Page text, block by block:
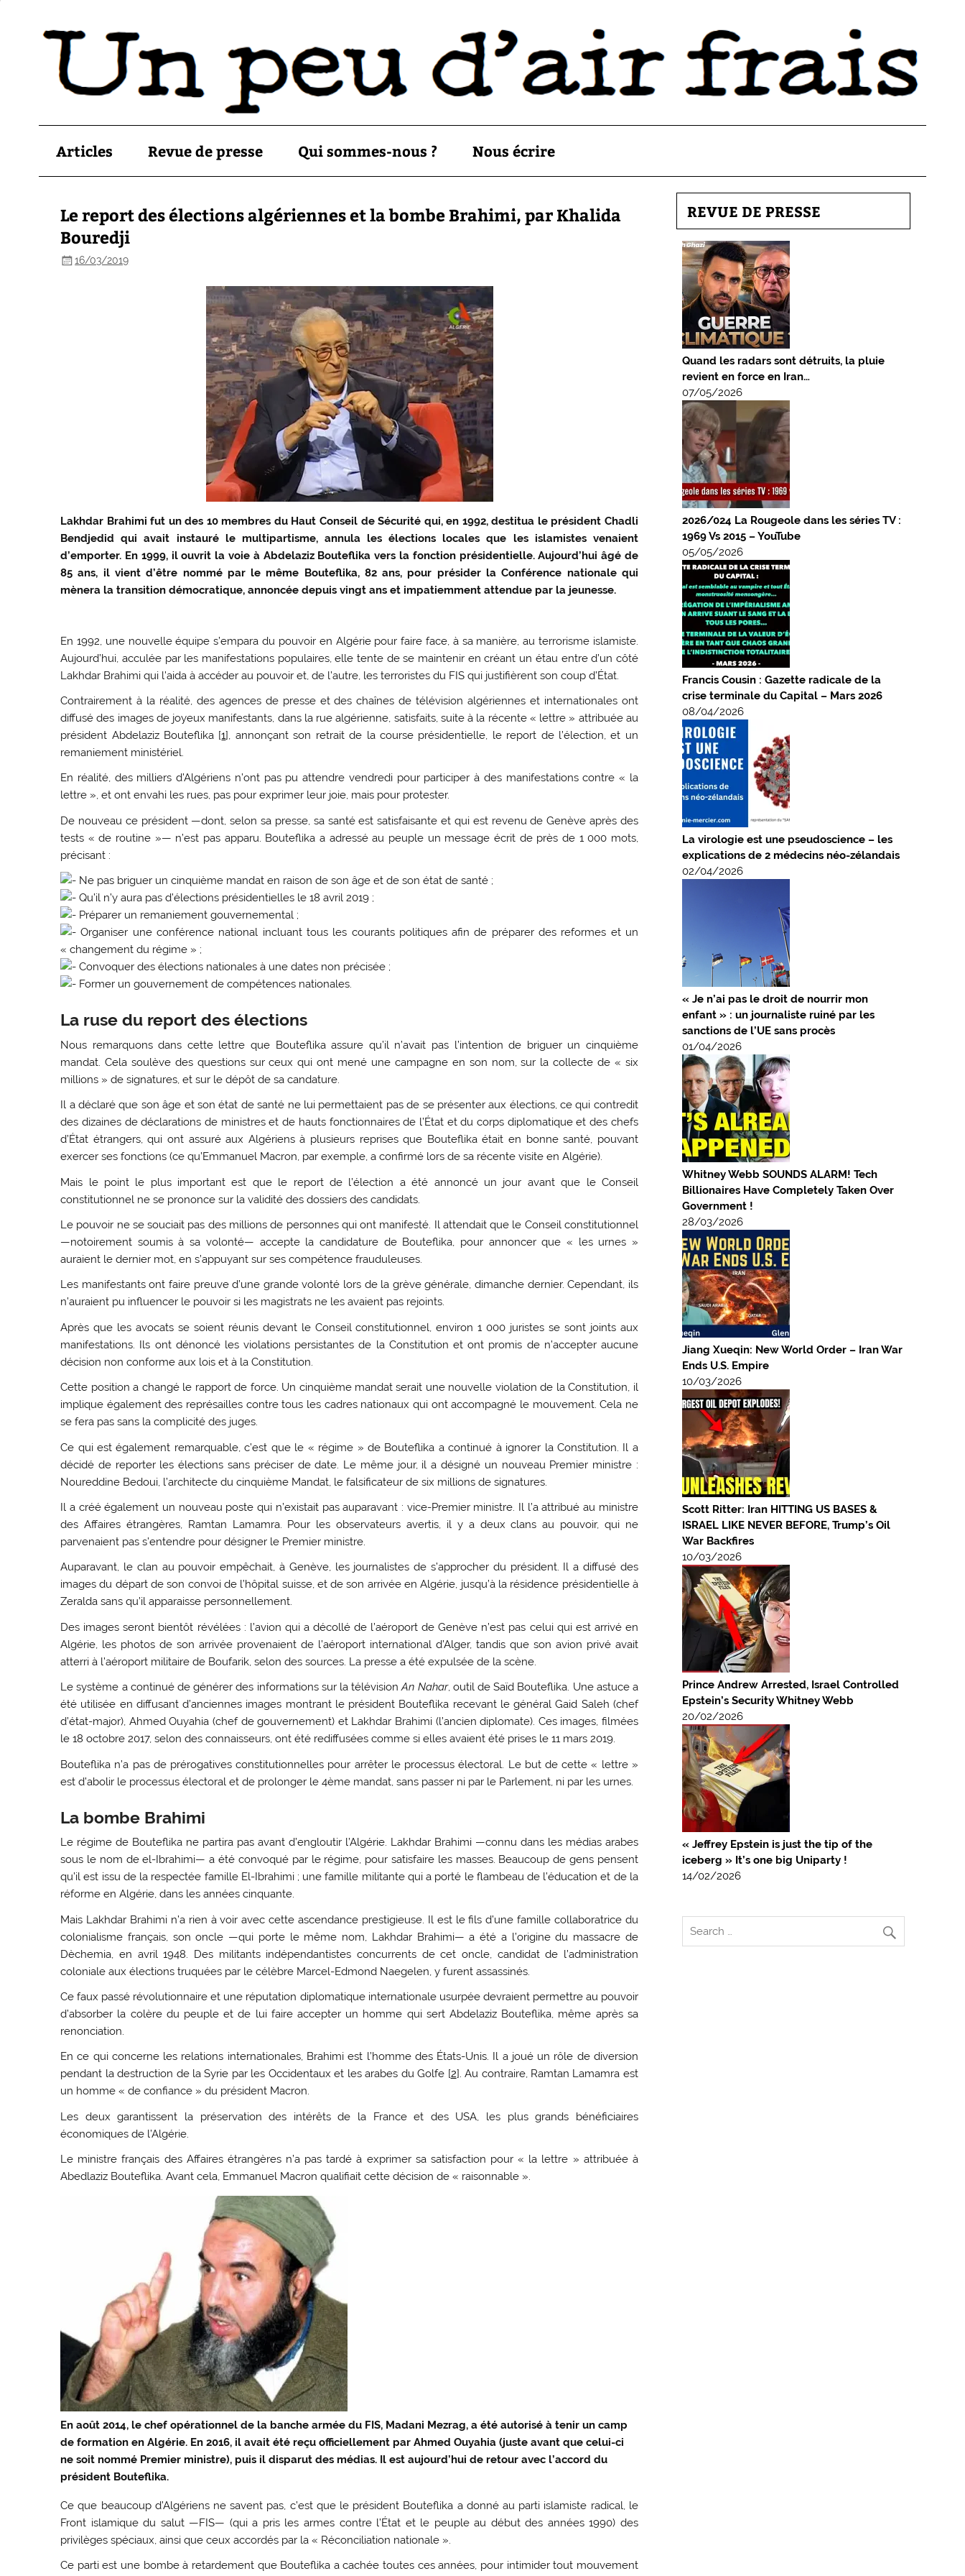
Articles Revue de presse Qui sommes-nous ? Nous écrire
Le report des élections algériennes et la bombe Brahimi, par Khalida
Bouredji
16/03/2019
Lakhdar Brahimi fut un des 10 membres du Haut Conseil de Sécurité qui, en 1992, destitua le président Chadli
Bendjedid qui avait instauré le multipartisme, annula les élections locales que les islamistes venaient
d’emporter. En 1999, il ouvrit la voie à Abdelaziz Bouteflika vers la fonction présidentielle. Aujourd’hui âgé de
85 ans, il vient d’être nommé par le même Bouteflika, 82 ans, pour présider la Conférence nationale qui
mènera la transition démocratique, annoncée depuis vingt ans et impatiemment attendue par la jeunesse.
En 1992, une nouvelle équipe s’empara du pouvoir en Algérie pour faire face, à sa manière, au terrorisme islamiste.
Aujourd’hui, acculée par les manifestations populaires, elle tente de se maintenir en créant un étau entre d’un côté
Lakhdar Brahimi qui l’aida à accéder au pouvoir et, de l’autre, les terroristes du FIS qui justifièrent son coup d’État.
Contrairement à la réalité, des agences de presse et des chaînes de télévision algériennes et internationales ont
diffusé des images de joyeux manifestants, dans la rue algérienne, satisfaits, suite à la récente « lettre » attribuée au
président Abdelaziz Bouteflika [1], annonçant son retrait de la course présidentielle, le report de l’élection, et un
remaniement ministériel.
En réalité, des milliers d’Algériens n’ont pas pu attendre vendredi pour participer à des manifestations contre « la
lettre », et ont envahi les rues, pas pour exprimer leur joie, mais pour protester.
De nouveau ce président —dont, selon sa presse, sa santé est satisfaisante et qui est revenu de Genève après des
tests « de routine »— n’est pas apparu. Bouteflika a adressé au peuple un message écrit de près de 1 000 mots,
précisant :
Ne pas briguer un cinquième mandat en raison de son âge et de son état de santé ;
Qu’il n’y aura pas d’élections présidentielles le 18 avril 2019 ;
Préparer un remaniement gouvernemental ;
Organiser une conférence national incluant tous les courants politiques afin de préparer des reformes et un
« changement du régime » ;
Convoquer des élections nationales à une dates non précisée ;
Former un gouvernement de compétences nationales.
La ruse du report des élections
Nous remarquons dans cette lettre que Bouteflika assure qu’il n’avait pas l’intention de briguer un cinquième
mandat. Cela soulève des questions sur ceux qui ont mené une campagne en son nom, sur la collecte de « six
millions » de signatures, et sur le dépôt de sa candature.
Il a déclaré que son âge et son état de santé ne lui permettaient pas de se présenter aux élections, ce qui contredit
des dizaines de déclarations de ministres et de hauts fonctionnaires de l’État et du corps diplomatique et des chefs
d’État étrangers, qui ont assuré aux Algériens à plusieurs reprises que Bouteflika était en bonne santé, pouvant
exercer ses fonctions (ce qu’Emmanuel Macron, par exemple, a confirmé lors de sa récente visite en Algérie).
Mais le point le plus important est que le report de l’élection a été annoncé un jour avant que le Conseil
constitutionnel ne se prononce sur la validité des dossiers des candidats.
Le pouvoir ne se souciait pas des millions de personnes qui ont manifesté. Il attendait que le Conseil constitutionnel
—notoirement soumis à sa volonté— accepte la candidature de Bouteflika, pour annoncer que « les urnes »
auraient le dernier mot, en s’appuyant sur ses compétence frauduleuses.
Les manifestants ont faire preuve d’une grande volonté lors de la grève générale, dimanche dernier. Cependant, ils
n’auraient pu influencer le pouvoir si les magistrats ne les avaient pas rejoints.
Après que les avocats se soient réunis devant le Conseil constitutionnel, environ 1 000 juristes se sont joints aux
manifestations. Ils ont dénoncé les violations persistantes de la Constitution et ont promis de n’accepter aucune
décision non conforme aux lois et à la Constitution.
Cette position a changé le rapport de force. Un cinquième mandat serait une nouvelle violation de la Constitution, il
implique également des représailles contre tous les cadres nationaux qui ont accompagné le mouvement. Cela ne
se fera pas sans la complicité des juges.
Ce qui est également remarquable, c’est que le « régime » de Bouteflika a continué à ignorer la Constitution. Il a
décidé de reporter les élections sans préciser de date. Le même jour, il a désigné un nouveau Premier ministre :
Noureddine Bedoui, l’architecte du cinquième Mandat, le falsificateur de six millions de signatures.
Il a créé également un nouveau poste qui n’existait pas auparavant : vice-Premier ministre. Il l’a attribué au ministre
des Affaires étrangères, Ramtan Lamamra. Pour les observateurs avertis, il y a deux clans au pouvoir, qui ne
parvenaient pas s’entendre pour désigner le Premier ministre.
Auparavant, le clan au pouvoir empêchait, à Genève, les journalistes de s’approcher du président. Il a diffusé des
images du départ de son convoi de l’hôpital suisse, et de son arrivée en Algérie, jusqu’à la résidence présidentielle à
Zeralda sans qu’il apparaisse personnellement.
Des images seront bientôt révélées : l’avion qui a décollé de l’aéroport de Genève n’est pas celui qui est arrivé en
Algérie, les photos de son arrivée provenaient de l’aéroport international d’Alger, tandis que son avion privé avait
atterri à l’aéroport militaire de Boufarik, selon des sources. La presse a été expulsée de la scène.
Le système a continué de générer des informations sur la télévisionAn Nahar, outil de Saïd Bouteflika. Une astuce a
été utilisée en diffusant d’anciennes images montrant le président Bouteflika recevant le général Gaid Saleh (chef
d’état-major), Ahmed Ouyahia (chef de gouvernement) et Lakhdar Brahimi (l’ancien diplomate). Ces images, filmées
le 18 octobre 2017, selon des connaisseurs, ont été rediffusées comme si elles avaient été prises le 11 mars 2019.
Bouteflika n’a pas de prérogatives constitutionnelles pour arrêter le processus électoral. Le but de cette « lettre »
est d’abolir le processus électoral et de prolonger le 4ème mandat, sans passer ni par le Parlement, ni par les urnes.
La bombe Brahimi
Le régime de Bouteflika ne partira pas avant d’engloutir l’Algérie. Lakhdar Brahimi —connu dans les médias arabes
sous le nom de el-Ibrahimi— a été convoqué par le régime, pour satisfaire les masses. Beaucoup de gens pensent
qu’il est issu de la respectée famille El-Ibrahimi ; une famille militante qui a porté le flambeau de l’éducation et de la
réforme en Algérie, dans les années cinquante.
Mais Lakhdar Brahimi n’a rien à voir avec cette ascendance prestigieuse. Il est le fils d’une famille collaboratrice du
colonialisme français, son oncle —qui porte le même nom, Lakhdar Brahimi— a été a l’origine du massacre de
Dèchemia, en avril 1948. Des militants indépendantistes concurrents de cet oncle, candidat de l’administration
coloniale aux élections truquées par le célèbre Marcel-Edmond Naegelen, y furent assassinés.
Ce faux passé révolutionnaire et une réputation diplomatique internationale usurpée devraient permettre au pouvoir
d’absorber la colère du peuple et de lui faire accepter un homme qui sert Abdelaziz Bouteflika, même après sa
renonciation.
En ce qui concerne les relations internationales, Brahimi est l’homme des États-Unis. Il a joué un rôle de diversion
pendant la destruction de la Syrie par les Occidentaux et les arabes du Golfe [2]. Au contraire, Ramtan Lamamra est
un homme « de confiance » du président Macron.
Les deux garantissent la préservation des intérêts de la France et des USA, les plus grands bénéficiaires
économiques de l’Algérie.
Le ministre français des Affaires étrangères n’a pas tardé à exprimer sa satisfaction pour « la lettre » attribuée à
Abedlaziz Bouteflika. Avant cela, Emmanuel Macron qualifiait cette décision de « raisonnable ».
En août 2014, le chef opérationnel de la banche armée du FIS, Madani Mezrag, a été autorisé à tenir un camp
de formation en Algérie. En 2016, il avait été reçu officiellement par Ahmed Ouyahia (juste avant que celui-ci
ne soit nommé Premier ministre), puis il disparut des médias. Il est aujourd’hui de retour avec l’accord du
président Bouteflika.
Ce que beaucoup d’Algériens ne savent pas, c’est que le président Bouteflika a donné au parti islamiste radical, le
Front islamique du salut —FIS— (qui a pris les armes contre l’État et le peuple au début des années 1990) des
privilèges spéciaux, ainsi que ceux accordés par la « Réconciliation nationale ».
Ce parti est une bombe à retardement que Bouteflika a cachée toutes ces années, pour intimider tout mouvement
REVUE DE PRESSE
Quand les radars sont détruits, la pluie
revient en force en Iran…
07/05/2026
2026/024 La Rougeole dans les séries TV :
1969 Vs 2015 – YouTube
05/05/2026
Francis Cousin : Gazette radicale de la
crise terminale du Capital – Mars 2026
08/04/2026
La virologie est une pseudoscience – les
explications de 2 médecins néo-zélandais
02/04/2026
« Je n’ai pas le droit de nourrir mon
enfant » : un journaliste ruiné par les
sanctions de l’UE sans procès
01/04/2026
Whitney Webb SOUNDS ALARM! Tech
Billionaires Have Completely Taken Over
Government !
28/03/2026
Jiang Xueqin: New World Order – Iran War
Ends U.S. Empire
10/03/2026
Scott Ritter: Iran HITTING US BASES &
ISRAEL LIKE NEVER BEFORE, Trump’s Oil
War Backfires
10/03/2026
Prince Andrew Arrested, Israel Controlled
Epstein’s Security Whitney Webb
20/02/2026
« Jeffrey Epstein is just the tip of the
iceberg » It’s one big Uniparty !
14/02/2026